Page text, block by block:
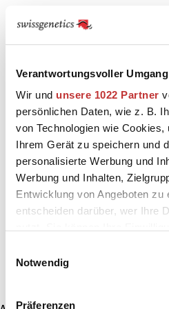
Verantwortungsvoller
Wir und unsere 1022 Partner
persönlichen Daten, wie z. B.
von Technologien wie
Ihrem Gerät zu speichern und
personalisierte Werbung und
Werbung und Inhalten,
Entwicklung von Angeboten zu
entscheiden darüber, wer Ihre
Trigger Symbol ändern oder
Notwendig
Präferenzen